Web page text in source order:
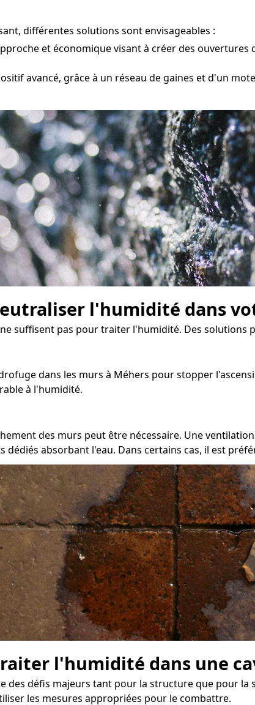
différentes solutions sont envisageables :
et économique visant à créer des ouvertures
avancé, grâce à un réseau de gaines et d'un
l'humidité dans
suffisent pas pour traiter l'humidité. Des solutions
dans les murs à Méhers pour stopper
à l'humidité.
des murs peut être nécessaire. Une
absorbant l'eau. Dans certains cas, il est
l'humidité dans une
des défis majeurs tant pour la structure que pour la
les mesures appropriées pour le combattre.